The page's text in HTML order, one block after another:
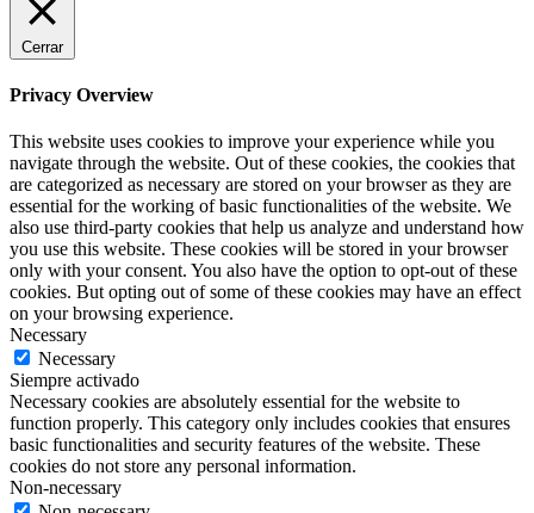
Cerrar
Privacy Overview
This website uses cookies to improve your experience while you
navigate through the website. Out of these cookies, the cookies that
are categorized as necessary are stored on your browser as they are
essential for the working of basic functionalities of the website. We
also use third-party cookies that help us analyze and understand how
you use this website. These cookies will be stored in your browser
only with your consent. You also have the option to opt-out of these
cookies. But opting out of some of these cookies may have an effect
on your browsing experience.
Necessary
Necessary
Siempre activado
Necessary cookies are absolutely essential for the website to
function properly. This category only includes cookies that ensures
basic functionalities and security features of the website. These
cookies do not store any personal information.
Non-necessary